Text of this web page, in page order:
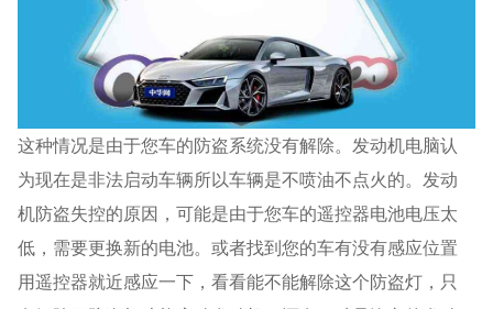
这种情况是由于您车的防盗系统没有解除。发动机电脑认
为现在是非法启动车辆所以车辆是不喷油不点火的。发动
机防盗失控的原因，可能是由于您车的遥控器电池电压太
低，需要更换新的电池。或者找到您的车有没有感应位置
用遥控器就近感应一下，看看能不能解除这个防盗灯，只